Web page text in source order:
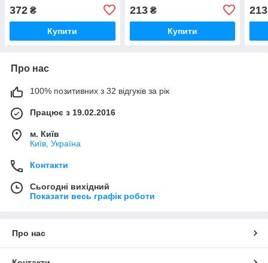
372 ₴
Купити
213₴
Купити
213
Про нас
100% позитивних з 32 відгуків за рік
Працює з 19.02.2016
м. Київ
Київ, Україна
Контакти
Сьогодні вихідний
Показати весь графік роботи
Про нас